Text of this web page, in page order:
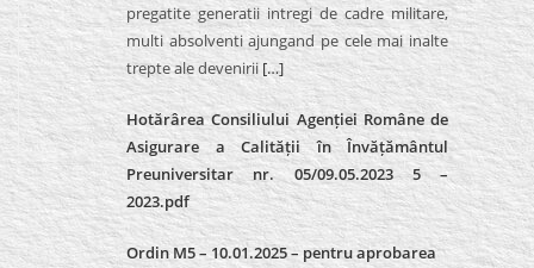
pregatite generatii intregi de cadre militare,
multi absolventi ajungand pe cele mai inalte
trepte ale devenirii […]
Hotărârea Consiliului Agenției Române de
Asigurare a Calității în Învățământul
Preuniversitar nr. 05/09.05.2023 5 –
2023.pdf
Ordin M5 – 10.01.2025 – pentru aprobarea